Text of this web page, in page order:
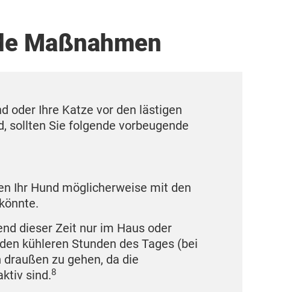
Maßnahmen
oder Ihre Katze vor den lästigen
sollten Sie folgende vorbeugende
Ihr Hund möglicherweise mit den
dieser Zeit nur im Haus oder
kühleren Stunden des Tages (bei
zu gehen, da die
sind.8